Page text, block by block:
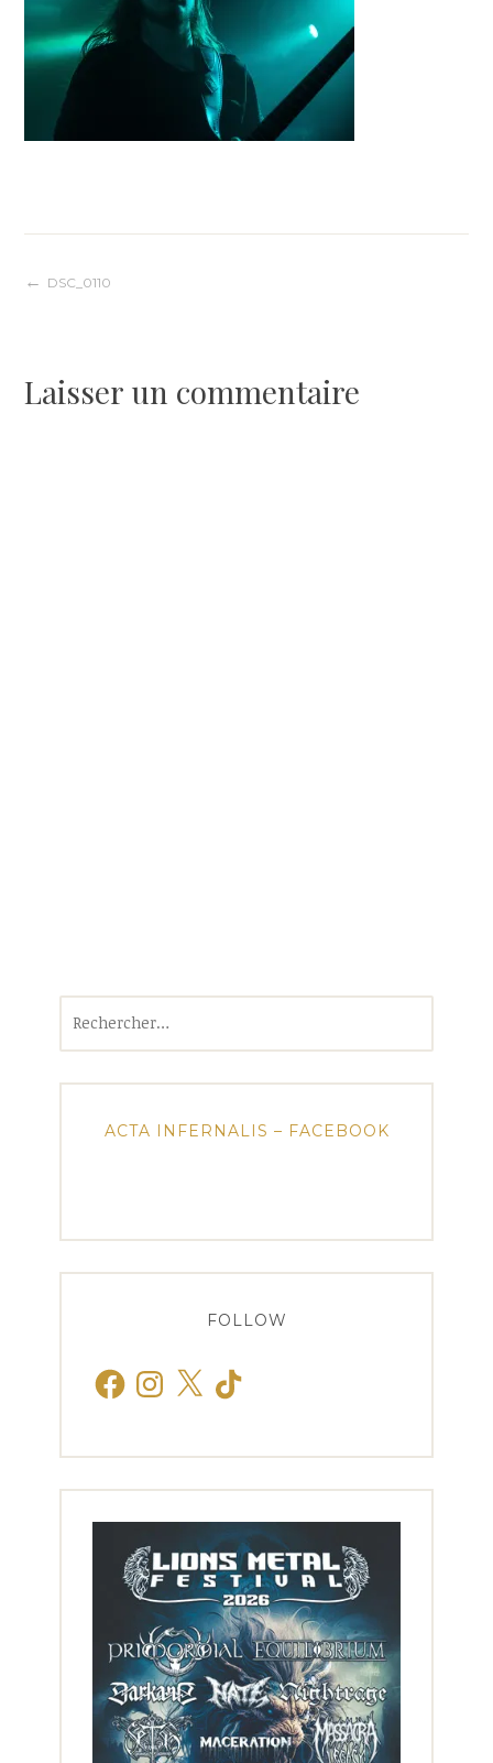
Navigation
l’article
DSC_0110
Laisser un commentaire
ACTA INFERNALIS – FACEBOOK
FOLLOW
FacebookInstagram
X TikTok